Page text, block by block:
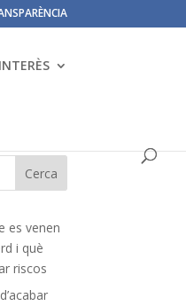
es venen
i què
riscos